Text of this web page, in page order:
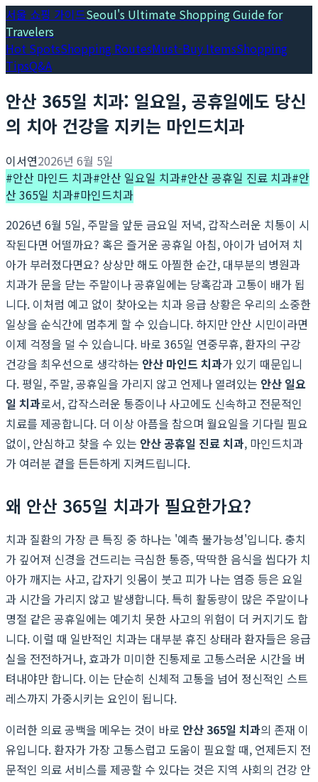
서울 쇼핑 가이드Seoul's Ultimate Shopping Guide for
Travelers
Hot SpotsShopping RoutesMust-Buy ItemsShopping
TipsQ&A
안산 365일 치과: 일요일, 공휴일에도 당신
의 치아 건강을 지키는 마인드치과
이서연2026년 6월 5일
#안산 마인드 치과#안산 일요일 치과#안산 공휴일 진료 치과#안
산 365일 치과#마인드치과
2026년 6월 5일, 주말을 앞둔 금요일 저녁, 갑작스러운 치통이 시
작된다면 어떨까요? 혹은 즐거운 공휴일 아침, 아이가 넘어져 치
아가 부러졌다면요? 상상만 해도 아찔한 순간, 대부분의 병원과
치과가 문을 닫는 주말이나 공휴일에는 당혹감과 고통이 배가 됩
니다. 이처럼 예고 없이 찾아오는 치과 응급 상황은 우리의 소중한
일상을 순식간에 멈추게 할 수 있습니다. 하지만 안산 시민이라면
이제 걱정을 덜 수 있습니다. 바로 365일 연중무휴, 환자의 구강
건강을 최우선으로 생각하는 안산 마인드 치과가 있기 때문입니
다. 평일, 주말, 공휴일을 가리지 않고 언제나 열려있는 안산 일요
일 치과로서, 갑작스러운 통증이나 사고에도 신속하고 전문적인
치료를 제공합니다. 더 이상 아픔을 참으며 월요일을 기다릴 필요
없이, 안심하고 찾을 수 있는 안산 공휴일 진료 치과, 마인드치과
가 여러분 곁을 든든하게 지켜드립니다.
왜 안산 365일 치과가 필요한가요?
치과 질환의 가장 큰 특징 중 하나는 '예측 불가능성'입니다. 충치
가 깊어져 신경을 건드리는 극심한 통증, 딱딱한 음식을 씹다가 치
아가 깨지는 사고, 갑자기 잇몸이 붓고 피가 나는 염증 등은 요일
과 시간을 가리지 않고 발생합니다. 특히 활동량이 많은 주말이나
명절 같은 공휴일에는 예기치 못한 사고의 위험이 더 커지기도 합
니다. 이럴 때 일반적인 치과는 대부분 휴진 상태라 환자들은 응급
실을 전전하거나, 효과가 미미한 진통제로 고통스러운 시간을 버
텨내야만 합니다. 이는 단순히 신체적 고통을 넘어 정신적인 스트
레스까지 가중시키는 요인이 됩니다.
이러한 의료 공백을 메우는 것이 바로 안산 365일 치과의 존재 이
유입니다. 환자가 가장 고통스럽고 도움이 필요할 때, 언제든지 전
문적인 의료 서비스를 제공할 수 있다는 것은 지역 사회의 건강 안